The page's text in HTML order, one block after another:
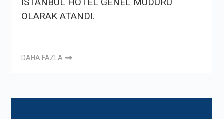
İSTANBUL HOTEL GENEL MÜDÜRÜ
OLARAK ATANDI.
DAHA FAZLA